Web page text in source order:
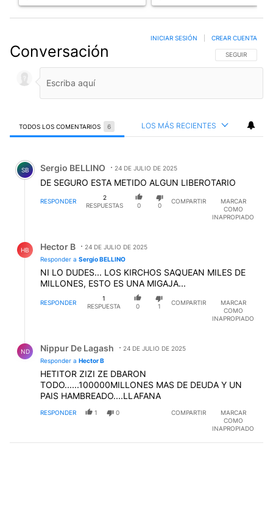
Conversación SIGA ESTA
SEGUIR
INICIAR SESIÓN CREAR CUENTA
TODOS LOS COMENTARIOS 6 LOS MÁS RECIENTES
Comentario de Sergio BELLINO.
SB Sergio BELLINO 24 DE JULIO DE 2025
DE SEGURO ESTA METIDO ALGUN LIBEROTARIO
RESPONDER
2
RESPUESTAS
0 0
COMPARTIR
MARCAR
COMO
INAPROPIADO
HB Hector B
24 DE JULIO DE 2025
Responder a Sergio BELLINO
NI LO DUDES... LOS KIRCHOS SAQUEAN MILES DE
MILLONES, ESTO ES UNA MIGAJA...
RESPONDER
1
RESPUESTA
0 1
COMPARTIR
MARCAR
COMO
INAPROPIADO
ND Nippur De Lagash
24 DE JULIO DE 2025
Responder a Hector B
HETITOR ZIZI ZE DBARON
TODO......100000MILLONES MAS DE DEUDA Y UN
PAIS HAMBREADO....LLAFANA
RESPONDER 1 0 COMPARTIR
MARCAR
COMO
INAPROPIADO